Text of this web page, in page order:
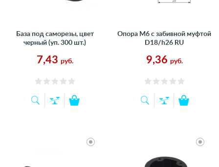
База под саморезы, цвет
черный (уп. 300 шт.)
7,43 руб.
Опора M6 с забивной муфтой
D18/h26 RU
9,36 руб.